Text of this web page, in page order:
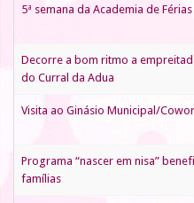
5ª semana da Academia de Férias
Decorre a bom ritmo a
do Curral da Adua
Visita ao Ginásio Municipal/
Programa “nascer em nisa”
famílias